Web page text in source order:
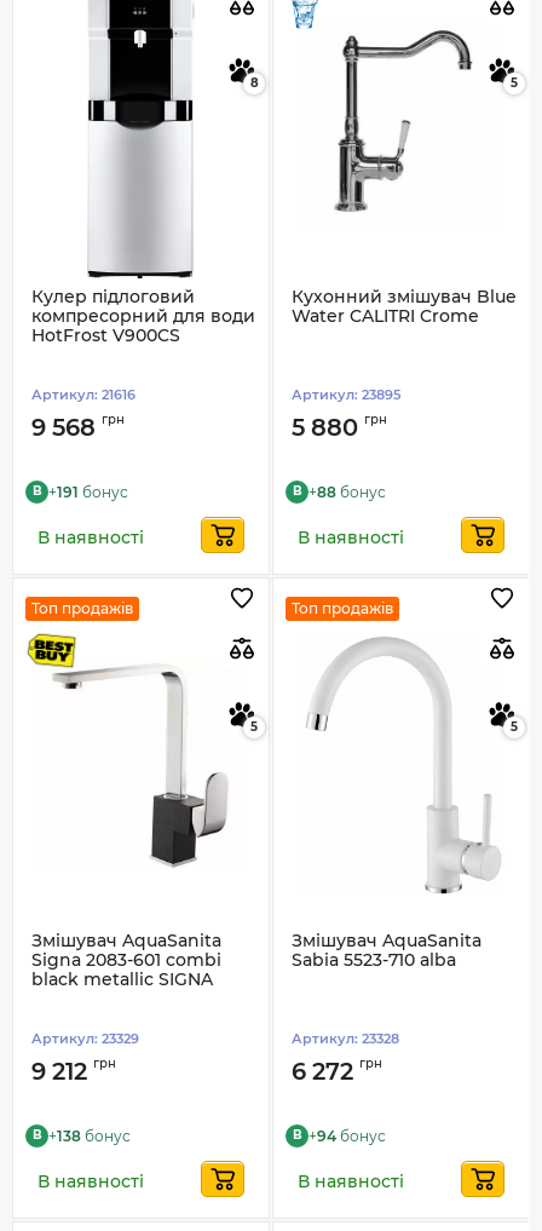
8
Кулер підлоговий
компресорний для води
HotFrost V900CS
Артикул: 21616
9 568 грн
B +191 бонус
В наявності
5
Кухонний змішувач Blue
Water CALITRI Crome
Артикул: 23895
5 880 грн
B +88 бонус
В наявності
Топ продажів
5
Змішувач AquaSanita
Signa 2083-601 combi
black metallic SIGNA
Артикул: 23329
9 212 грн
B +138 бонус
В наявності
Топ продажів
5
Змішувач AquaSanita
Sabia 5523-710 alba
Артикул: 23328
6 272 грн
B +94 бонус
В наявності